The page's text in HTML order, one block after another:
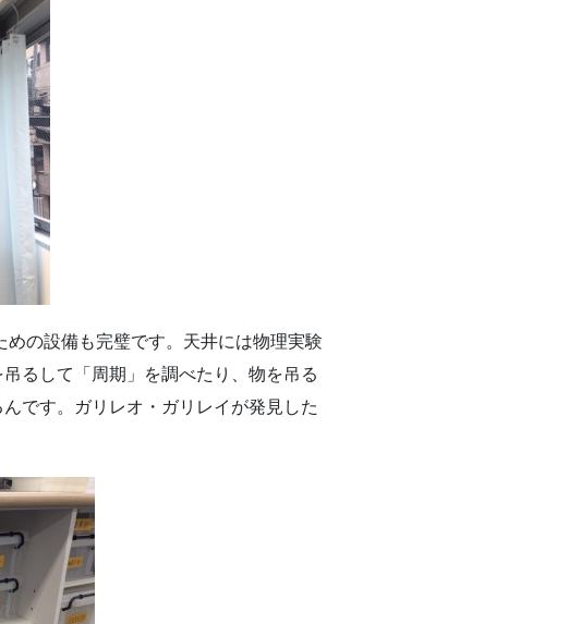
の設備も完璧です。天井には物理実験
るして「周期」を調べたり、物を吊る
です。ガリレオ・ガリレイが発見した